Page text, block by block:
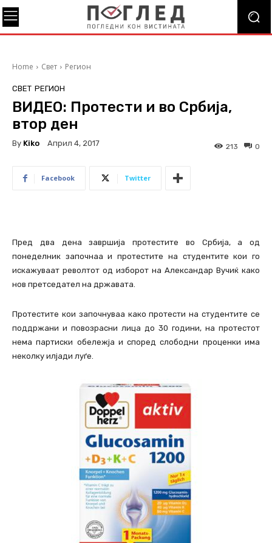
Home Свет Регион
СВЕТ РЕГИОН
ВИДЕО: Протести и во Србија,
втор ден
By Kiko Април 4, 2017 0
213
Facebook Twitter
Пред два дена завршија протестите во Србија, а од
понеделник започнаа и протестите на студентите кои го
искажуваат револтот од изборот на Александар Вучиќ како
нов претседател на државата.
Протестите кои започнуваа како протести на студентите се
поддржани и повозрасни лица до 30 години, на протестот
нема партиски обележја и според слободни проценки има
неколку илјади луѓе.